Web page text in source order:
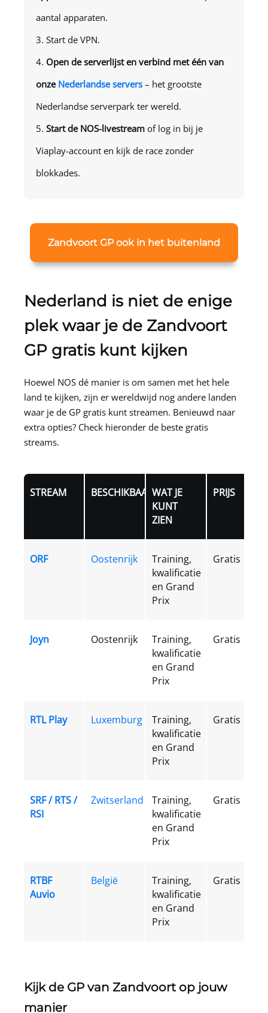
aantal apparaten.
Start de VPN.
Open de serverlijst en verbind met één van
onze Nederlandse servers – het grootste
Nederlandse serverpark ter wereld.
Start de NOS-livestream of log in bij je
Viaplay-account en kijk de race zonder
blokkades.
Zandvoort GP ook in het buitenland
Nederland is niet de enige
plek waar je de Zandvoort
GP gratis kunt kijken
Hoewel NOS dé manier is om samen met het hele
land te kijken, zijn er wereldwijd nog andere landen
waar je de GP gratis kunt streamen. Benieuwd naar
extra opties? Check hieronder de beste gratis
streams.
STREAM BESCHIKBAARHEID
WAT JE
KUNT
ZIEN
PRIJS
ORF Oostenrijk
Training,
kwalificatie
en Grand
Prix
Gratis
Joyn Oostenrijk
Training,
kwalificatie
en Grand
Prix
Gratis
RTL Play Luxemburg
Training,
kwalificatie
en Grand
Prix
Gratis
SRF / RTS /
RSI
Zwitserland
Training,
kwalificatie
en Grand
Prix
Gratis
RTBF
Auvio
België
Training,
kwalificatie
en Grand
Prix
Gratis
Kijk de GP van Zandvoort op jouw
manier